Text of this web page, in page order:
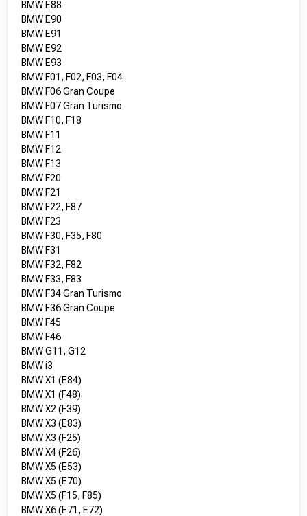
BMW E88
BMW E90
BMW E91
BMW E92
BMW E93
BMW F01, F02, F03, F04
BMW F06 Gran Coupe
BMW F07 Gran Turismo
BMW F10, F18
BMW F11
BMW F12
BMW F13
BMW F20
BMW F21
BMW F22, F87
BMW F23
BMW F30, F35, F80
BMW F31
BMW F32, F82
BMW F33, F83
BMW F34 Gran Turismo
BMW F36 Gran Coupe
BMW F45
BMW F46
BMW G11, G12
BMW i3
BMW X1 (E84)
BMW X1 (F48)
BMW X2 (F39)
BMW X3 (E83)
BMW X3 (F25)
BMW X4 (F26)
BMW X5 (E53)
BMW X5 (E70)
BMW X5 (F15, F85)
BMW X6 (E71, E72)